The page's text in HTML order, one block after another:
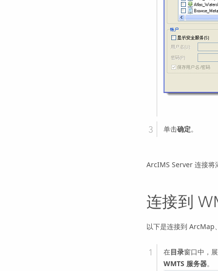
单击确定。
ArcIMS Server 连接将
连接到
以下是连接到 ArcMap
在目录窗口中，
WMTS 服务器。